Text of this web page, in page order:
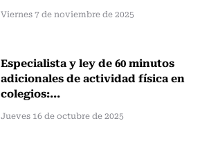
Viernes 7 de noviembre de 2025
Especialista y ley de 60 minutos
adicionales de actividad física en
colegios:...
Jueves 16 de octubre de 2025